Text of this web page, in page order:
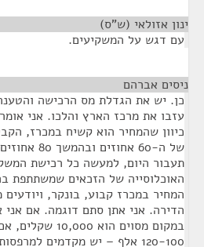
ינון אזולאי (ש"ס)
עם דגש על המשקיעים.
ניסים אברהם
כן. יש את הגדלת מס הרכישה
עזבו את מרכז הארץ והלכו. אני
כיוון שהמחיר הוא קשיח במכרז,
של ה-60
תעבור היום, למעשה כל רכישת
האוכלוסייה של הזכאים שמשתתפת
המחיר במכרז קבוע, בונקר,
הדירה. אני אתן סתם דוגמה. אם
במקום מסוים הוא
120-100 אלף – יש מקדמים